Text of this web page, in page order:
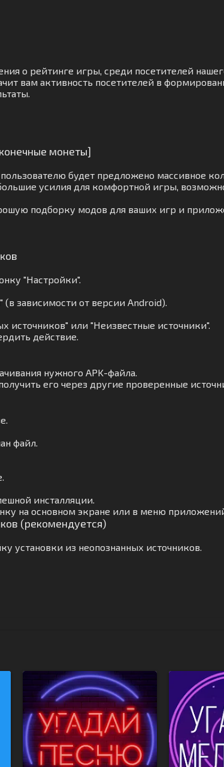
о рейтинге игры, среди посетителей
вам активность посетителей в
монеты]
будет предложено массивное
усилия для комфортной игры,
подборку модов для ваших игр и
"Настройки".
зависимости от версии Android).
источников" или "Неизвестные источники".
действие.
нужного APK-файла.
его через другие проверенные
файл.
инсталляции.
на основном экране или в меню
(рекомендуется)
установки из неопознанных источников.